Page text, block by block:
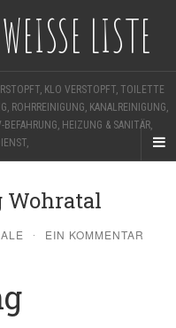
LISTE
KLO VERSTOPFT, TOILETTE
ROHRREINIGUNG, KANALREINIGUNG,
HEIZUNG & SANITÄR,
Wohratal
· EIN KOMMENTAR